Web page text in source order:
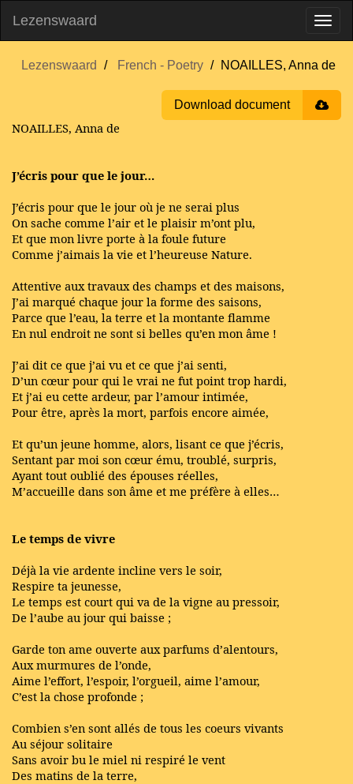
Lezenswaard
Lezenswaard French - Poetry NOAILLES, Anna de
Download document
NOAILLES, Anna de
J’écris pour que le jour…
J’écris pour que le jour où je ne serai plus
On sache comme l’air et le plaisir m’ont plu,
Et que mon livre porte à la foule future
Comme j’aimais la vie et l’heureuse Nature.
Attentive aux travaux des champs et des maisons,
J’ai marqué chaque jour la forme des saisons,
Parce que l’eau, la terre et la montante flamme
En nul endroit ne sont si belles qu’en mon âme !
J’ai dit ce que j’ai vu et ce que j’ai senti,
D’un cœur pour qui le vrai ne fut point trop hardi,
Et j’ai eu cette ardeur, par l’amour intimée,
Pour être, après la mort, parfois encore aimée,
Et qu’un jeune homme, alors, lisant ce que j’écris,
Sentant par moi son cœur ému, troublé, surpris,
Ayant tout oublié des épouses réelles,
M’accueille dans son âme et me préfère à elles…
Le temps de vivre
Déjà la vie ardente incline vers le soir,
Respire ta jeunesse,
Le temps est court qui va de la vigne au pressoir,
De l’aube au jour qui baisse ;
Garde ton ame ouverte aux parfums d’alentours,
Aux murmures de l’onde,
Aime l’effort, l’espoir, l’orgueil, aime l’amour,
C’est la chose profonde ;
Combien s’en sont allés de tous les coeurs vivants
Au séjour solitaire
Sans avoir bu le miel ni respiré le vent
Des matins de la terre,